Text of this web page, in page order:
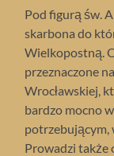
Pod figurą św.
skarbona do
Wielkopostną.
przeznaczone
Wrocławskiej,
bardzo mocno
potrzebującym,
Prowadzi także